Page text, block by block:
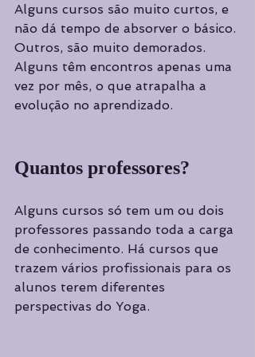
Alguns cursos são muito curtos, e
não dá tempo de absorver o básico.
Outros, são muito demorados.
Alguns têm encontros apenas uma
vez por mês, o que atrapalha a
evolução no aprendizado.
Quantos professores?
Alguns cursos só tem um ou dois
professores passando toda a carga
de conhecimento. Há cursos que
trazem vários profissionais para os
alunos terem diferentes
perspectivas do Yoga.